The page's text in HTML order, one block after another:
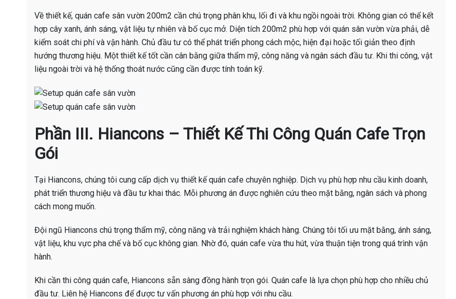
Về thiết kế, quán cafe sân vườn 200m2 cần chú trọng phân khu, lối đi và khu ngồi ngoài trời. Không gian có thể kết
hợp cây xanh, ánh sáng, vật liệu tự nhiên và bố cục mở. Diện tích 200m2 phù hợp với quán sân vườn vừa phải, dễ
kiểm soát chi phí và vận hành. Chủ đầu tư có thể phát triển phong cách mộc, hiện đại hoặc tối giản theo định
hướng thương hiệu. Một thiết kế tốt cần cân bằng giữa thẩm mỹ, công năng và ngân sách đầu tư. Khi thi công, vật
liệu ngoài trời và hệ thống thoát nước cũng cần được tính toán kỹ.
Phần III. Hiancons – Thiết Kế Thi Công Quán Cafe Trọn
Gói
Tại Hiancons, chúng tôi cung cấp dịch vụ thiết kế quán cafe chuyên nghiệp. Dịch vụ phù hợp nhu cầu kinh doanh,
phát triển thương hiệu và đầu tư khai thác. Mỗi phương án được nghiên cứu theo mặt bằng, ngân sách và phong
cách mong muốn.
Đội ngũ Hiancons chú trọng thẩm mỹ, công năng và trải nghiệm khách hàng. Chúng tôi tối ưu mặt bằng, ánh sáng,
vật liệu, khu vực pha chế và bố cục không gian. Nhờ đó, quán cafe vừa thu hút, vừa thuận tiện trong quá trình vận
hành.
Khi cần thi công quán cafe, Hiancons sẵn sàng đồng hành trọn gói. Quán cafe là lựa chọn phù hợp cho nhiều chủ
đầu tư. Liên hệ Hiancons để được tư vấn phương án phù hợp với nhu cầu.